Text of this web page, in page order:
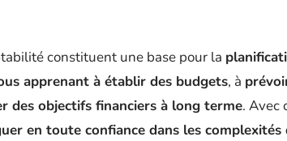
constituent une base pour la
apprenant à établir des budgets, à
des objectifs financiers à long terme. Avec
en toute confiance dans les complexités